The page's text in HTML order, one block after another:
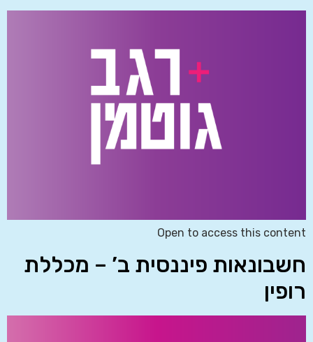
Open to access this content
חשבונאות פיננסית ב’ – מכללת
רופין